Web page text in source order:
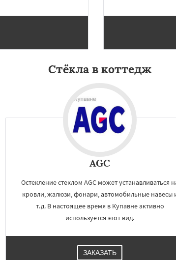
×
Лотошино
Михнево
Стёкла в коттедж
AGC
Остекление стеклом AGC может устанавливаться
кровли, жалюзи, фонари, автомобильные навесы
т.д. В настоящее время в Купавне активно
используется этот вид.
ЗАКАЗАТЬ